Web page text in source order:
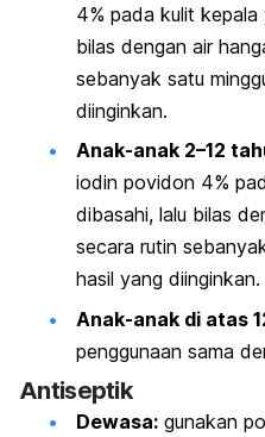
4% pada kulit kepala
bilas dengan air
sebanyak satu
diinginkan.
Anak-anak 2–12
iodin povidon 4%
dibasahi, lalu bilas
secara rutin
hasil yang diinginkan.
Anak-anak di atas
penggunaan sama
Antiseptik
Dewasa: gunakan